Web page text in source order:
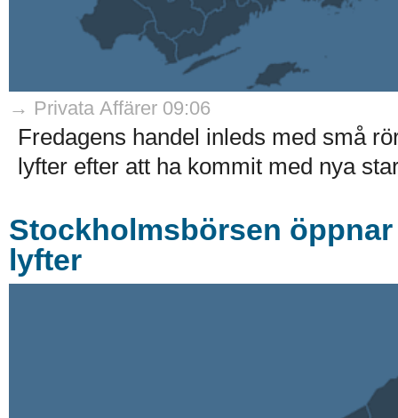
→ Privata Affärer 09:06
Fredagens handel inleds med små
lyfter efter att ha kommit med nya
Stockholmsbörsen
lyfter